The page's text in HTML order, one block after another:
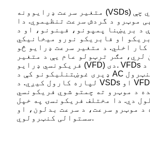
متغیر سرعت ډرایوونه (VSDs) هغه وسایل دي چې
موټرو د گردش سرعت تنظیموي. دا
د بریښنا پمپونو، فینونو، او د
او فابریکو نورو میخانیکي
کار اخلي. د متغیر سرعت ډرایو څو
لري، مګر ترټولو عام یې د متغیر
فریکونسي ډرایو (VFD) دی. VFDs په پراخه کچه د
ډیری غوښتنلیکونو کې د AC موټرو کنټرول
لپاره کارول کیږي. د VSDs او VFDs دواړو
د موټرو ته چمتو شوي فریکونسي
دي. دا مختلف فریکونسۍ په خپل
د موټرو سرعت، د سرعت بدلون، او
سستوالی کنټرولوي.